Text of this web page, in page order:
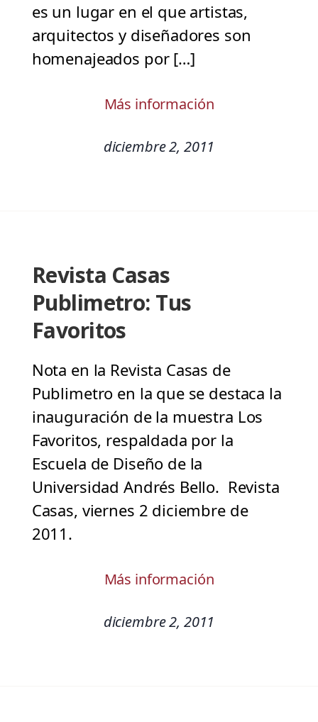
es un lugar en el que artistas,
arquitectos y diseñadores son
homenajeados por […]
Más información
diciembre 2, 2011
Revista Casas
Publimetro: Tus
Favoritos
Nota en la Revista Casas de
Publimetro en la que se destaca la
inauguración de la muestra Los
Favoritos, respaldada por la
Escuela de Diseño de la
Universidad Andrés Bello. Revista
Casas, viernes 2 diciembre de
2011.
Más información
diciembre 2, 2011